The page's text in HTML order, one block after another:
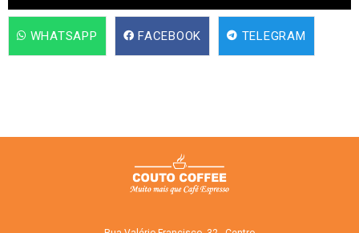
WHATSAPP FACEBOOK TELEGRAM